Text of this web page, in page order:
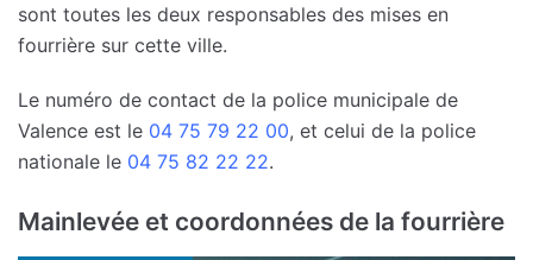
sont toutes les deux responsables des mises en
fourrière sur cette ville.
Le numéro de contact de la police municipale de
Valence est le 04 75 79 22 00, et celui de la police
nationale le 04 75 82 22 22.
Mainlevée et coordonnées de la fourrière